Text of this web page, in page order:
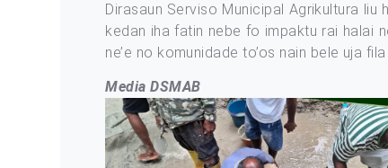
Dirasaun Serviso Municipal Agrikultura liu
kedan iha fatin nebe fo impaktu rai halai
ne’e no komunidade to’os nain bele uja
Media DSMAB